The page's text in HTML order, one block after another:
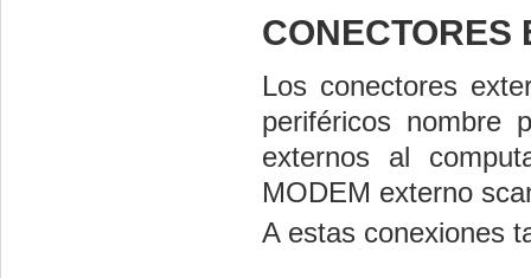
CONECTORES
Los conectores
periféricos
externos al
MODEM externo
A estas conexiones